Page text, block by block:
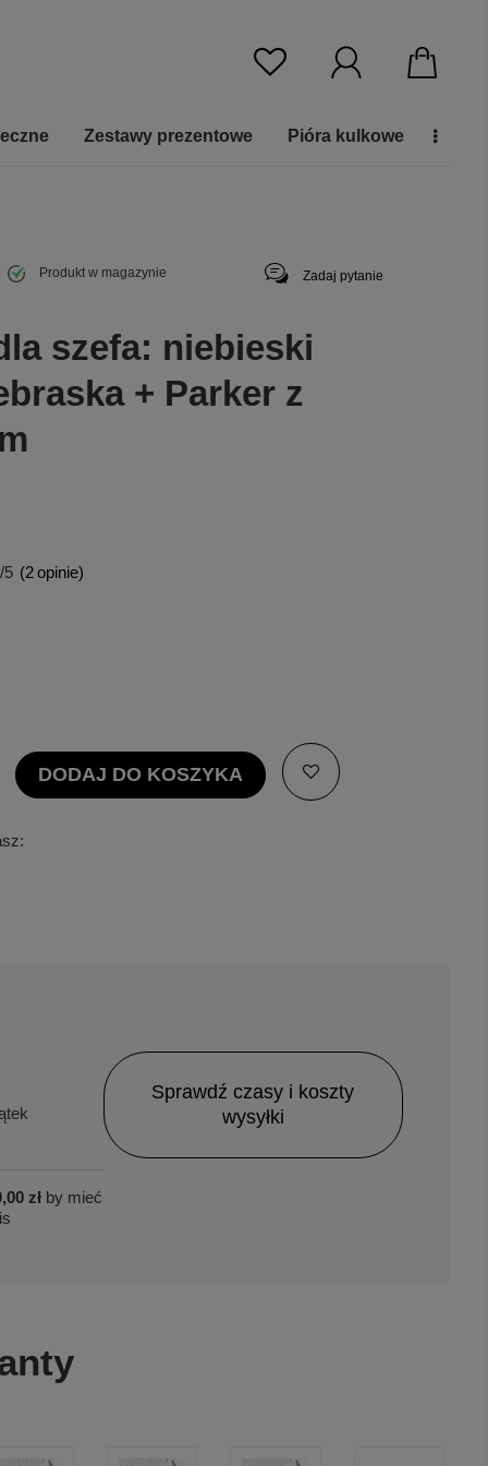
Zestawy prezentowe Pióra kulkowe
Produkt w magazynie Zadaj pytanie
szefa: niebieski
+ Parker z
5 (2opinie)
DODAJ DO KOSZYKA
zł by mieć
Sprawdź czasy i koszty
wysyłki